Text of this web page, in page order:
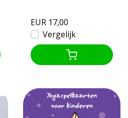
EUR 17,00
Vergelijk